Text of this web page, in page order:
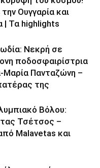
Ουγγαρία και
| Τα highlights
Νεκρή σε
ποδοσφαιρίστρια
Μαρία Πανταζώνη –
της
Βόλου:
Τσέτσος –
Malavetas και